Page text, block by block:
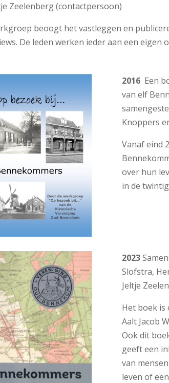
Zeelenberg (contactpersoon)
beoogt het vastleggen en
De leden werken ieder aan een eigen
2016Een
van elf
Knoppers
Vanaf eind
over hun
in de
2023
Slofstra,
Jeltje
Het boek is
Aalt Jacob
Ook dit
geeft een
van
leven of